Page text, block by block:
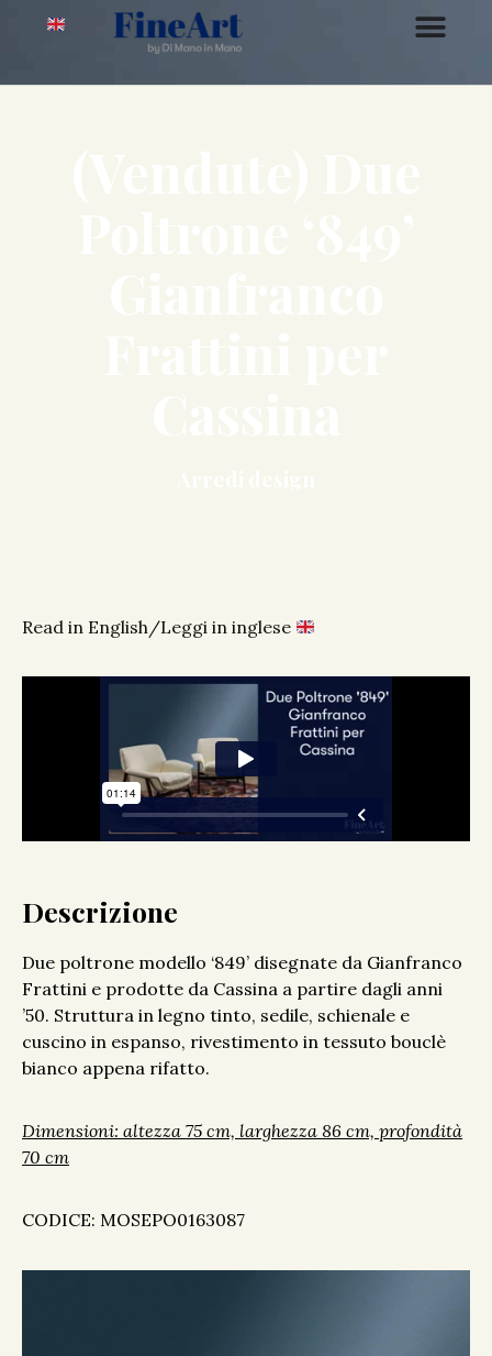
Read in English/Leggi in inglese
Descrizione
Due poltrone modello ‘849’ disegnate da Gianfranco
Frattini e prodotte da Cassina a partire dagli anni
’50. Struttura in legno tinto, sedile, schienale e
cuscino in espanso, rivestimento in tessuto bouclè
bianco appena rifatto.
Dimensioni: altezza 75 cm, larghezza 86 cm, profondità
70 cm
CODICE: MOSEPO0163087